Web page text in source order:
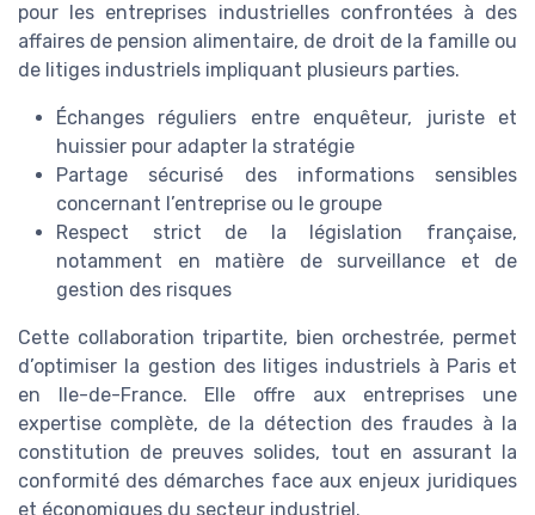
pour les entreprises industrielles confrontées à des
affaires de pension alimentaire, de droit de la famille ou
de litiges industriels impliquant plusieurs parties.
Échanges réguliers entre enquêteur, juriste et
huissier pour adapter la stratégie
Partage sécurisé des informations sensibles
concernant l’entreprise ou le groupe
Respect strict de la législation française,
notamment en matière de surveillance et de
gestion des risques
Cette collaboration tripartite, bien orchestrée, permet
d’optimiser la gestion des litiges industriels à Paris et
en Ile-de-France. Elle offre aux entreprises une
expertise complète, de la détection des fraudes à la
constitution de preuves solides, tout en assurant la
conformité des démarches face aux enjeux juridiques
et économiques du secteur industriel.